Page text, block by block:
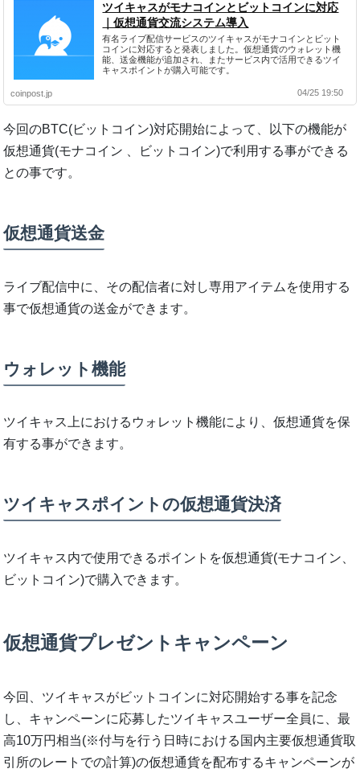
ツイキャスがモナコインとビットコインに対応
｜仮想通貨交流システム導入
有名ライブ配信サービスのツイキャスがモナコインとビット
コインに対応すると発表しました。仮想通貨のウォレット機
能、送金機能が追加され、またサービス内で活用できるツイ
キャスポイントが購入可能です。
coinpost.jp 04/25 19:50
今回のBTC(ビットコイン)対応開始によって、以下の機能が
仮想通貨(モナコイン 、ビットコイン)で利用する事ができる
との事です。
仮想通貨送金
ライブ配信中に、その配信者に対し専用アイテムを使用する
事で仮想通貨の送金ができます。
ウォレット機能
ツイキャス上におけるウォレット機能により、仮想通貨を保
有する事ができます。
ツイキャスポイントの仮想通貨決済
ツイキャス内で使用できるポイントを仮想通貨(モナコイン、
ビットコイン)で購入できます。
仮想通貨プレゼントキャンペーン
今回、ツイキャスがビットコインに対応開始する事を記念
し、キャンペーンに応募したツイキャスユーザー全員に、最
高10万円相当(※付与を行う日時における国内主要仮想通貨取
引所のレートでの計算)の仮想通貨を配布するキャンペーンが